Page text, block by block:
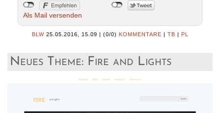
Als Mail versenden
BLW 25.05.2016, 15.09 | (0/0) KOMMENTARE | TB | PL
Neues Theme: Fire and Lights